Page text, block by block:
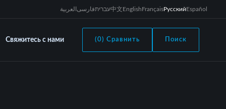
العربية فارسیעברית中文EnglishFrançaisРусскийEspañol
Свяжитесь с нами (0) Сравнить Поиск